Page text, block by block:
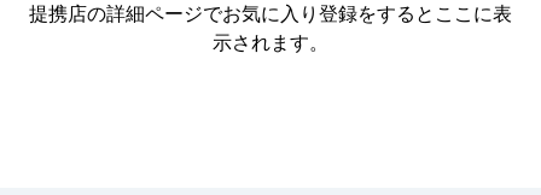
提携店の詳細ページでお気に入り登録をすると ここに表
示されます。